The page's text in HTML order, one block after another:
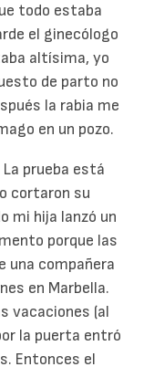
todo estaba
el ginecólogo
altísima, yo
de parto no
la rabia me
en un pozo.
prueba está
cortaron su
mi hija lanzó un
porque las
una compañera
en Marbella.
vacaciones (al
la puerta entró
Entonces el